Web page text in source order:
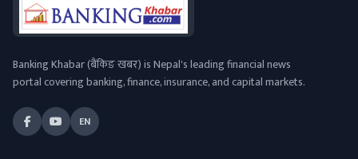
Banking Khabar (बैंकिङ खबर) is Nepal's leading financial news
portal covering banking, finance, insurance, and capital markets.
EN